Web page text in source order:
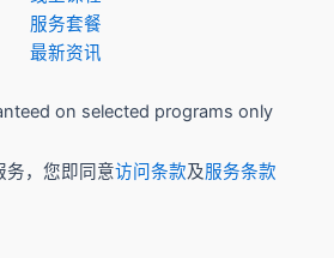
服务套餐
最新资讯
on selected programs only
务，您即同意访问条款及服务条款